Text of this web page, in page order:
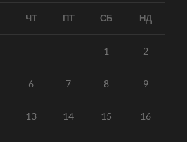
ЧТ ПТ СБ НД
1 2
6 7 8 9
13 14 15 16